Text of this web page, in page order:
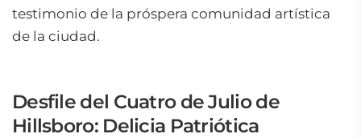
testimonio de la próspera comunidad artística
de la ciudad.
Desfile del Cuatro de Julio de
Hillsboro: Delicia Patriótica